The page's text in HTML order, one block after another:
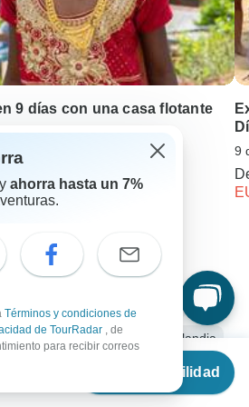
Ver disponibilidad
9 días con una casa flotante
9
Tailandia
en Asia Circuitos Tailandia
y Cultura
ahorra hasta un 7%
Términos y condiciones de
de TourRadar , de
para recibir correos